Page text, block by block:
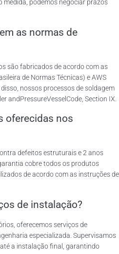
medida, podemos negociar prazos
as normas de
são fabricados de acordo com as
de Normas Técnicas) e AWS
nossos processos de soldagem
andPressureVesselCode, Section IX.
oferecidas nos
defeitos estruturais e 2 anos
cobre todos os produtos
de acordo com as instruções de
de instalação?
oferecemos serviços de
especializada. Supervisamos
a instalação final, garantindo